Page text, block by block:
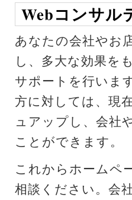
Webコンサル
あなたの会社やお
し、多大な効果を
サポートを行いま
方に対しては、現
ュアップし、会社
ことができます。
これからホームペ
相談ください。会